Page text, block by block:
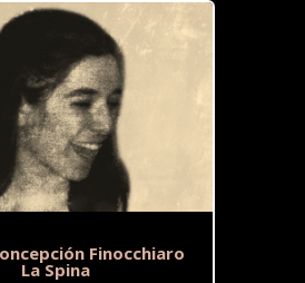
Finocchiaro
La Spina